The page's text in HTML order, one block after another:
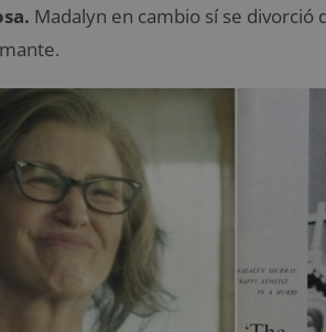
Madalyn en cambio sí se divorció